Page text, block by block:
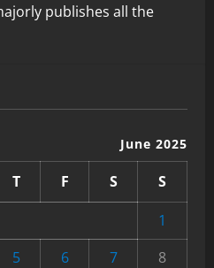
publishes all the
June 2025
T F S
S
1
5 6 7
8